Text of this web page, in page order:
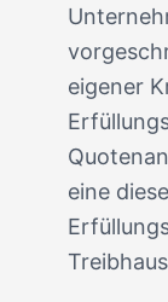
eigener
eine